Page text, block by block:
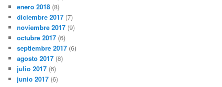
enero 2018 (8)
diciembre 2017 (7)
noviembre 2017 (9)
octubre 2017 (6)
septiembre 2017 (6)
agosto 2017 (8)
julio 2017 (6)
junio 2017 (6)